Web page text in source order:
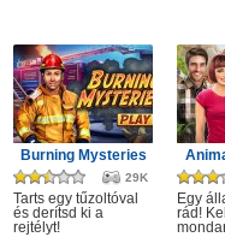
Burning Mysteries
29K
Tarts egy tűzoltóval
és derítsd ki a
rejtélyt!
Egy
rád!